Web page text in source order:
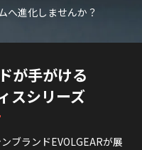
へ進化しませんか？
が手がける
スシリーズ
ブランドEVOLGEARが展